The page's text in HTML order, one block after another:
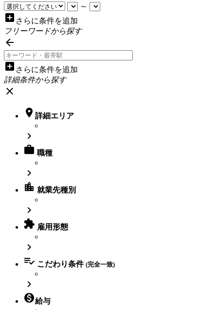
～
add_box さらに条件を追加
フリーワードから探す

add_box さらに条件を追加
詳細条件から探す
close
 詳細エリア

 職種

location_city 就業先種別

 雇用形態

 こだわり条件 (完全一致)

給与